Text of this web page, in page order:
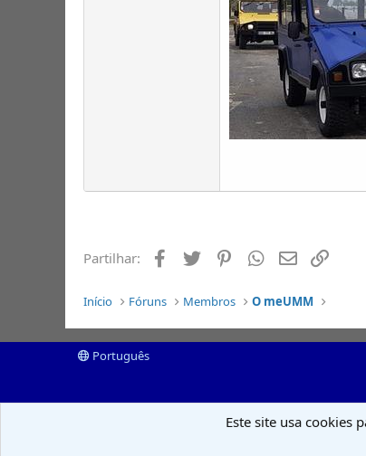
Partilhar: Facebook
Twitter PinterestWhatsapp
Email
Início Fóruns Membros O meUMM
Português
Este site usa cookies